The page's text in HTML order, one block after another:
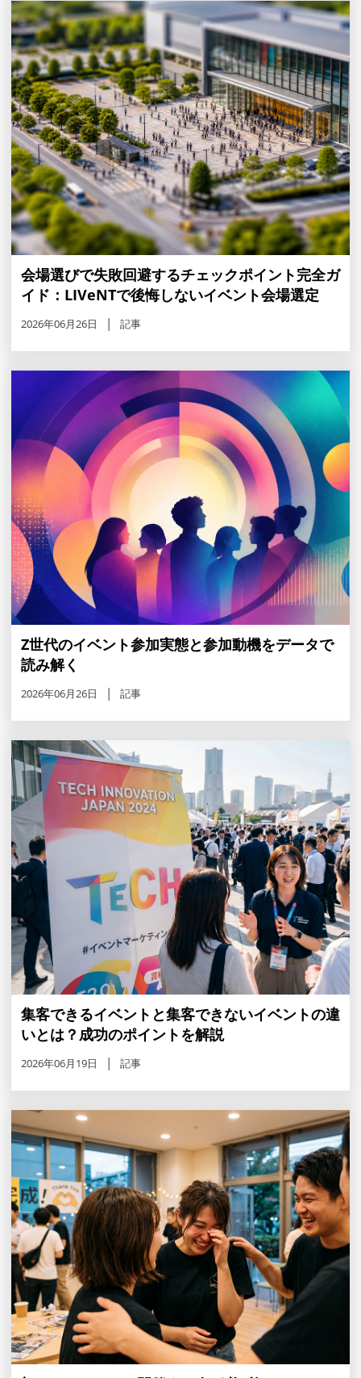
会場選びで失敗回避するチェックポイント完全ガ
イド：LIVeNTで後悔しないイベント会場選定
2026年06月26日 記事
Z世代のイベント参加実態と参加動機をデータで
読み解く
2026年06月26日 記事
集客できるイベントと集客できないイベントの違
いとは？成功のポイントを解説
2026年06月19日 記事